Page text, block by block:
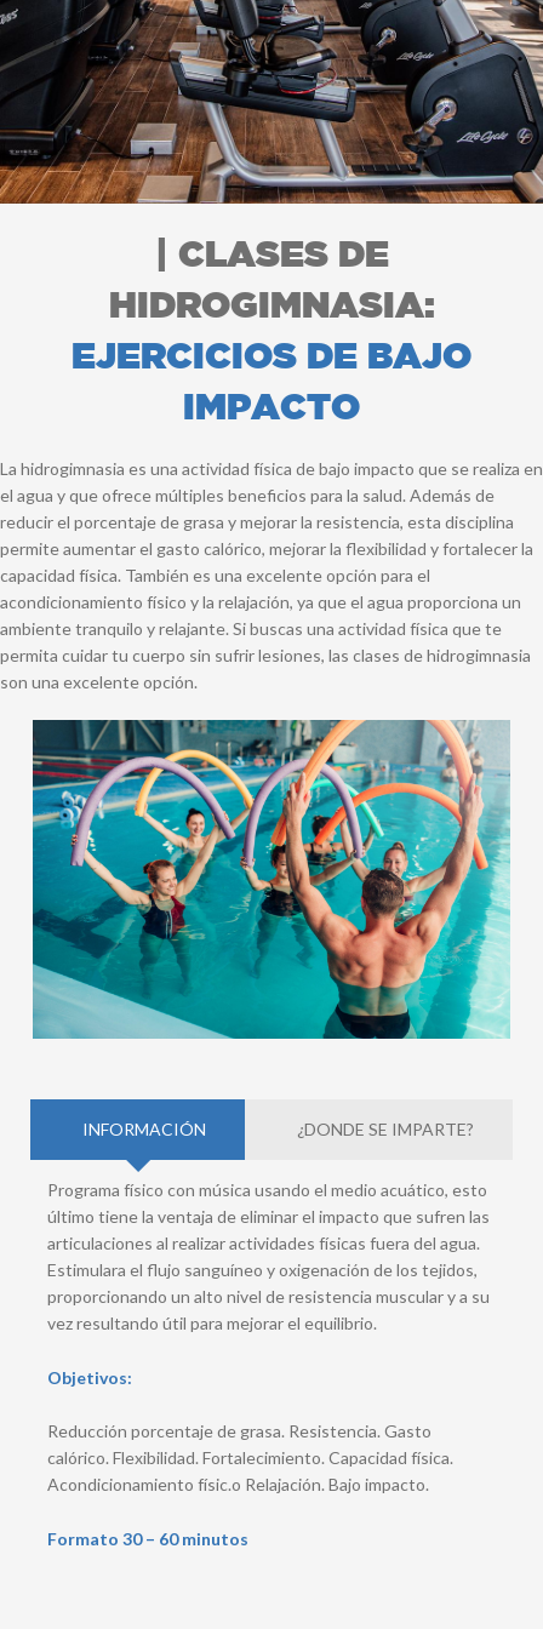
| CLASES DE
HIDROGIMNASIA:
EJERCICIOS DE BAJO
IMPACTO
La hidrogimnasia es una actividad física de bajo impacto que se realiza en
el agua y que ofrece múltiples beneficios para la salud. Además de
reducir el porcentaje de grasa y mejorar la resistencia, esta disciplina
permite aumentar el gasto calórico, mejorar la flexibilidad y fortalecer la
capacidad física. También es una excelente opción para el
acondicionamiento físico y la relajación, ya que el agua proporciona un
ambiente tranquilo y relajante. Si buscas una actividad física que te
permita cuidar tu cuerpo sin sufrir lesiones, las clases de hidrogimnasia
son una excelente opción.
INFORMACIÓN ¿DONDE SE IMPARTE?
Programa físico con música usando el medio acuático, esto
último tiene la ventaja de eliminar el impacto que sufren las
articulaciones al realizar actividades físicas fuera del agua.
Estimulara el flujo sanguíneo y oxigenación de los tejidos,
proporcionando un alto nivel de resistencia muscular y a su
vez resultando útil para mejorar el equilibrio.
Objetivos:
Reducción porcentaje de grasa. Resistencia. Gasto
calórico. Flexibilidad. Fortalecimiento. Capacidad física.
Acondicionamiento físic.o Relajación. Bajo impacto.
Formato 30 – 60 minutos